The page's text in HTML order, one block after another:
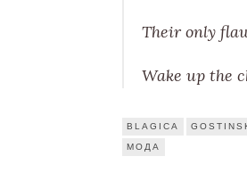
Their only
Wake up the
BLAGICA
МОДА